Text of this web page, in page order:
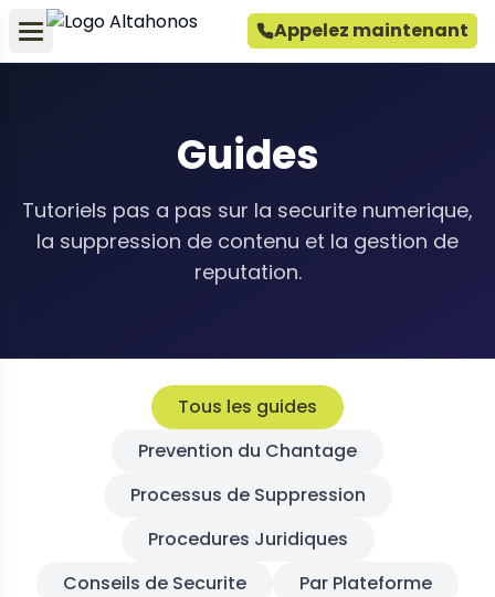
Appelez maintenant
Guides
Tutoriels pas a pas sur la securite numerique,
la suppression de contenu et la gestion de
reputation.
Tous les guides
Prevention du Chantage
Processus de Suppression
Procedures Juridiques
Conseils de Securite
Par Plateforme